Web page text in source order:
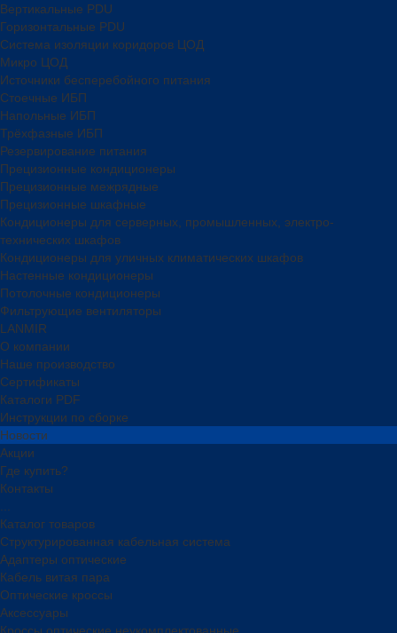
Вертикальные PDU
Горизонтальные PDU
Система изоляции коридоров ЦОД
Микро ЦОД
Источники бесперебойного питания
Стоечные ИБП
Напольные ИБП
Трёхфазные ИБП
Резервирование питания
Прецизионные кондиционеры
Прецизионные межрядные
Прецизионные шкафные
Кондиционеры для серверных, промышленных, электро-
технических шкафов
Кондиционеры для уличных климатических шкафов
Настенные кондиционеры
Потолочные кондиционеры
Фильтрующие вентиляторы
LANMIR
О компании
Наше производство
Сертификаты
Каталоги PDF
Инструкции по сборке
Новости
Акции
Где купить?
Контакты
Каталог товаров
Структурированная кабельная система
Адаптеры оптические
Кабель витая пара
Оптические кроссы
Аксессуары